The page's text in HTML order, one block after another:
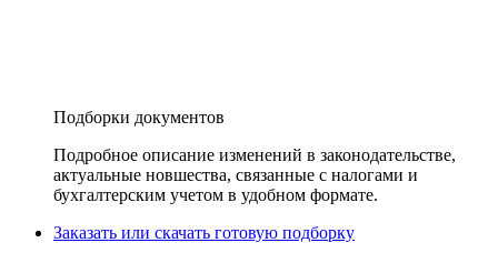
Подборки документов
Подробное описание изменений в законодательстве,
актуальные новшества, связанные с налогами и
бухгалтерским учетом в удобном формате.
Заказать или скачать готовую подборку